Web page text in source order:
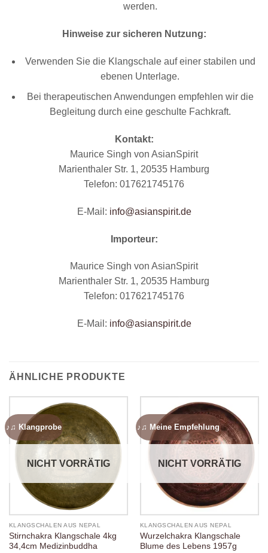
werden.
Hinweise zur sicheren Nutzung:
Verwenden Sie die Klangschale auf einer stabilen und
ebenen Unterlage.
Bei therapeutischen Anwendungen empfehlen wir die
Begleitung durch eine geschulte Fachkraft.
Kontakt:
Maurice Singh von AsianSpirit
Marienthaler Str. 1, 20535 Hamburg
Telefon: 017621745176
E-Mail: info@asianspirit.de
Importeur:
Maurice Singh von AsianSpirit
Marienthaler Str. 1, 20535 Hamburg
Telefon: 017621745176
E-Mail: info@asianspirit.de
ÄHNLICHE PRODUKTE
♪♫ Klangprobe
NICHT VORRÄTIG
KLANGSCHALEN AUS NEPAL
Stirnchakra Klangschale 4kg
34,4cm Medizinbuddha
♪♫ Meine Empfehlung
NICHT VORRÄTIG
KLANGSCHALEN AUS NEPAL
Wurzelchakra Klangschale
Blume des Lebens 1957g